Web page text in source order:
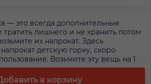
в корзину
— это всегда дополнительные
тратить лишнего и не хранить потом
их напрокат. Здесь
детскую горку, скоро
Возьмите эту вещь на 1
составит 123 р. Не забудьте,
детской горки через сайт — это